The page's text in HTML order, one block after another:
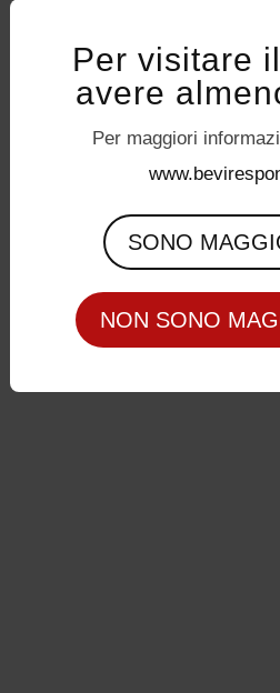
32034 –
Seguici
P.I.
Per visitare
avere
Per maggiori
SONO
NON SONO